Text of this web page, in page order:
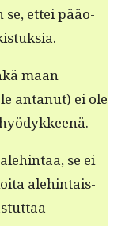
se, ettei pääo­
maan
antanut) ei ole
se ei
ale­hin­tais­